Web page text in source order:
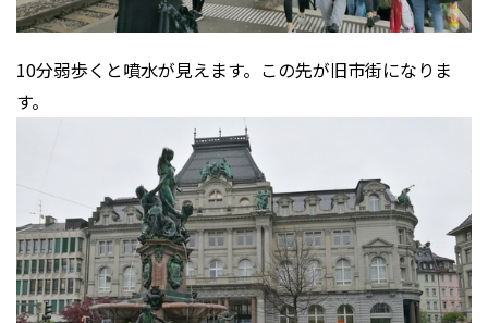
10分弱歩くと噴水が見えます。この先が旧市街になりま
す。